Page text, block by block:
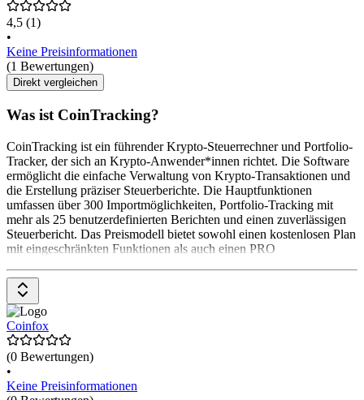
4,5 (1)
•
Keine Preisinformationen
(1 Bewertungen)
Direkt vergleichen
Was ist CoinTracking?
CoinTracking ist ein führender Krypto-Steuerrechner und Portfolio-
Tracker, der sich an Krypto-Anwender*innen richtet. Die Software
ermöglicht die einfache Verwaltung von Krypto-Transaktionen und
die Erstellung präziser Steuerberichte. Die Hauptfunktionen
umfassen über 300 Importmöglichkeiten, Portfolio-Tracking mit
mehr als 25 benutzerdefinierten Berichten und einen zuverlässigen
Steuerbericht. Das Preismodell bietet sowohl einen kostenlosen Plan
mit eingeschränkten Funktionen als auch einen PRO
Coinfox
(0 Bewertungen)
•
Keine Preisinformationen